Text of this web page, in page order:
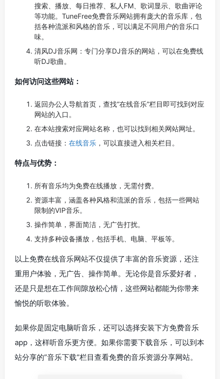
搜索、播放、每日推荐、私人FM、歌词显示、歌曲评论
等功能。TuneFree免费音乐网站拥有庞大的音乐库，包
括各种流派和风格的音乐，可以满足不同用户的音乐口
味。
清风DJ音乐网：专门分享DJ音乐的网站，可以在免费线
听DJ歌曲。
如何访问这些网站：
返回办公人导航首页，查找“在线音乐”栏目即可找到对应
网站的入口。
在本站搜索对应网站名称，也可以找到相关网站网址。
点击链接： 在线音乐 ，可以直接进入相关栏目。
特点与优势：
所有音乐均为免费在线播放，无需付费。
资源丰富，涵盖各种风格和流派的音乐，包括一些网站
限制的VIP音乐。
操作简单，界面简洁，无广告打扰。
支持多种设备播放，包括手机、电脑、平板等。
以上免费在线音乐网站不仅提供了丰富的音乐资源，还注
重用户体验，无广告、操作简单。无论你是音乐爱好者，
还是只是想在工作间隙放松心情，这些网站都能为你带来
愉悦的听歌体验。
如果你是固定电脑听音乐，还可以选择安装下方免费音乐
app，这样听音乐更方便。如果你需要下载音乐，可以到本
站分享的”音乐下载“栏目查看免费的音乐资源分享网站。